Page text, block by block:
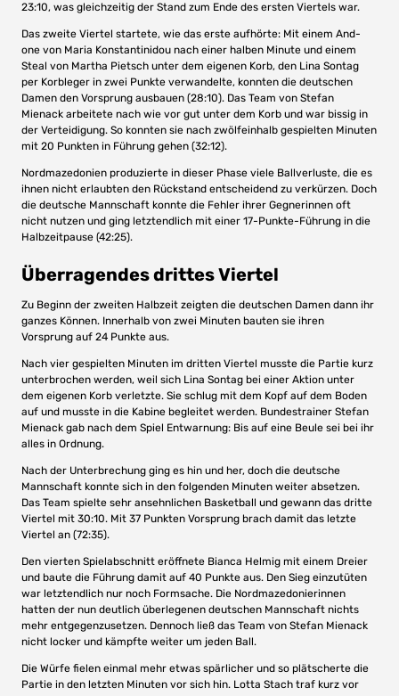
23:10, was gleichzeitig der Stand zum Ende des ersten Viertels war.
Das zweite Viertel startete, wie das erste aufhörte: Mit einem And-
one von Maria Konstantinidou nach einer halben Minute und einem
Steal von Martha Pietsch unter dem eigenen Korb, den Lina Sontag
per Korbleger in zwei Punkte verwandelte, konnten die deutschen
Damen den Vorsprung ausbauen (28:10). Das Team von Stefan
Mienack arbeitete nach wie vor gut unter dem Korb und war bissig in
der Verteidigung. So konnten sie nach zwölfeinhalb gespielten Minuten
mit 20 Punkten in Führung gehen (32:12).
Nordmazedonien produzierte in dieser Phase viele Ballverluste, die es
ihnen nicht erlaubten den Rückstand entscheidend zu verkürzen. Doch
die deutsche Mannschaft konnte die Fehler ihrer Gegnerinnen oft
nicht nutzen und ging letztendlich mit einer 17-Punkte-Führung in die
Halbzeitpause (42:25).
Überragendes drittes Viertel
Zu Beginn der zweiten Halbzeit zeigten die deutschen Damen dann ihr
ganzes Können. Innerhalb von zwei Minuten bauten sie ihren
Vorsprung auf 24 Punkte aus.
Nach vier gespielten Minuten im dritten Viertel musste die Partie kurz
unterbrochen werden, weil sich Lina Sontag bei einer Aktion unter
dem eigenen Korb verletzte. Sie schlug mit dem Kopf auf dem Boden
auf und musste in die Kabine begleitet werden. Bundestrainer Stefan
Mienack gab nach dem Spiel Entwarnung: Bis auf eine Beule sei bei ihr
alles in Ordnung.
Nach der Unterbrechung ging es hin und her, doch die deutsche
Mannschaft konnte sich in den folgenden Minuten weiter absetzen.
Das Team spielte sehr ansehnlichen Basketball und gewann das dritte
Viertel mit 30:10. Mit 37 Punkten Vorsprung brach damit das letzte
Viertel an (72:35).
Den vierten Spielabschnitt eröffnete Bianca Helmig mit einem Dreier
und baute die Führung damit auf 40 Punkte aus. Den Sieg einzutüten
war letztendlich nur noch Formsache. Die Nordmazedonierinnen
hatten der nun deutlich überlegenen deutschen Mannschaft nichts
mehr entgegenzusetzen. Dennoch ließ das Team von Stefan Mienack
nicht locker und kämpfte weiter um jeden Ball.
Die Würfe fielen einmal mehr etwas spärlicher und so plätscherte die
Partie in den letzten Minuten vor sich hin. Lotta Stach traf kurz vor